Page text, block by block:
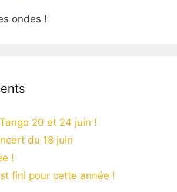
ondes !
20 et 24 juin !
du 18 juin
!
fini pour cette année !